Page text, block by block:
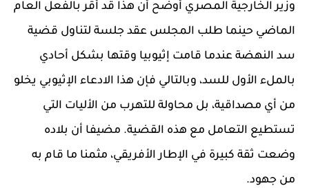
وزير الخارجية المصري أوضح أن هذا قد أقر بالفعل العام
الماضي حينما طلب المجلس عقد جلسة لتناول قضية
سد النهضة عندما قامت إثيوبيا وقتها بشكل أحادي
بالملء الأول للسد، وبالتالي فإن هذا الادعاء الإثيوبي يخلو
من أي مصداقية، بل محاولة للتهرب من الأليات التي
تستطيع التعامل مع هذه القضية. مضيفا أن بلاده
وضعت ثقة كبيرة في الإطار الأفريقي، مثمنا ما قام به
من جهود.